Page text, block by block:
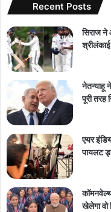
Recent Posts
सिराज
नेतन्याहू
पूरी तरह
एयर
पायलट
खेलेगा वो